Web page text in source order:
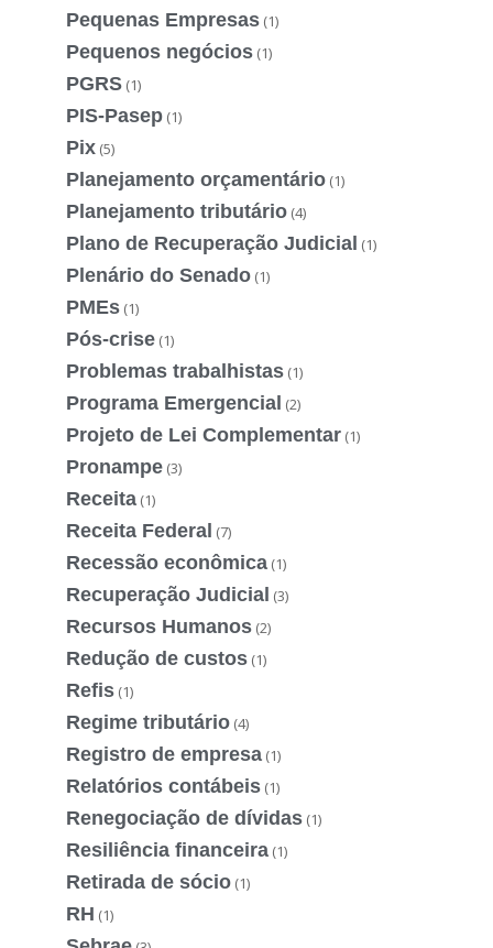
Pequenas Empresas (1)
Pequenos negócios (1)
PGRS (1)
PIS-Pasep (1)
Pix (5)
Planejamento orçamentário (1)
Planejamento tributário (4)
Plano de Recuperação Judicial (1)
Plenário do Senado (1)
PMEs (1)
Pós-crise (1)
Problemas trabalhistas (1)
Programa Emergencial (2)
Projeto de Lei Complementar (1)
Pronampe (3)
Receita (1)
Receita Federal (7)
Recessão econômica (1)
Recuperação Judicial (3)
Recursos Humanos (2)
Redução de custos (1)
Refis (1)
Regime tributário (4)
Registro de empresa (1)
Relatórios contábeis (1)
Renegociação de dívidas (1)
Resiliência financeira (1)
Retirada de sócio (1)
RH (1)